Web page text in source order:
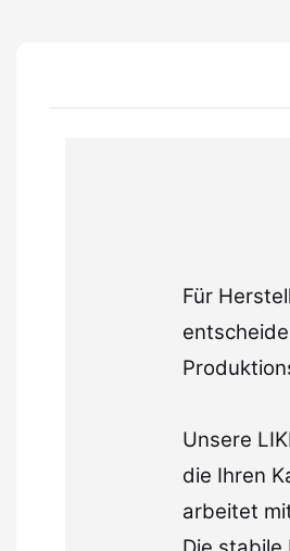
Für
Unsere
die Ihren
arbeitet